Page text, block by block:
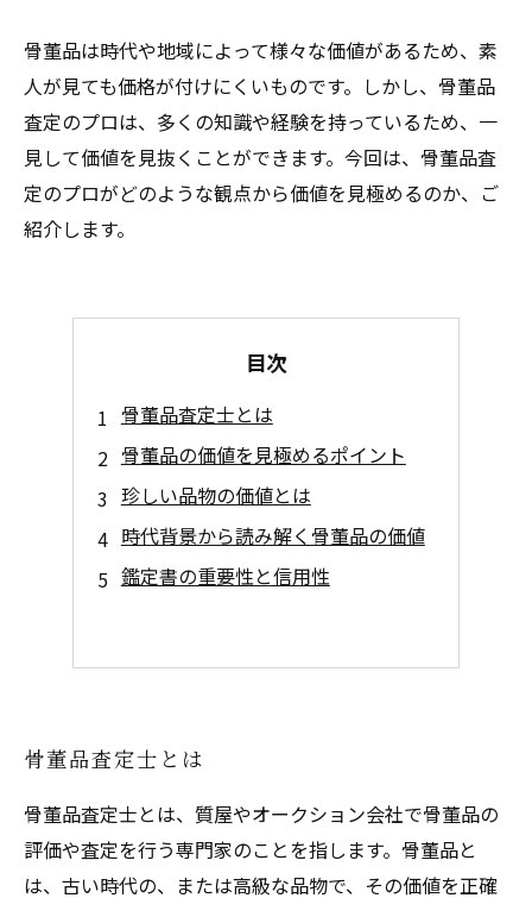
骨董品は時代や地域によって様々な価値があるため、素
人が見ても価格が付けにくいものです。しかし、骨董品
査定のプロは、多くの知識や経験を持っているため、一
見して価値を見抜くことができます。今回は、骨董品査
定のプロがどのような観点から価値を見極めるのか、ご
紹介します。
目次
骨董品査定士とは
骨董品の価値を見極めるポイント
珍しい品物の価値とは
時代背景から読み解く骨董品の価値
鑑定書の重要性と信用性
骨董品査定士とは
骨董品査定士とは、質屋やオークション会社で骨董品の
評価や査定を行う専門家のことを指します。骨董品と
は、古い時代の、または高級な品物で、その価値を正確